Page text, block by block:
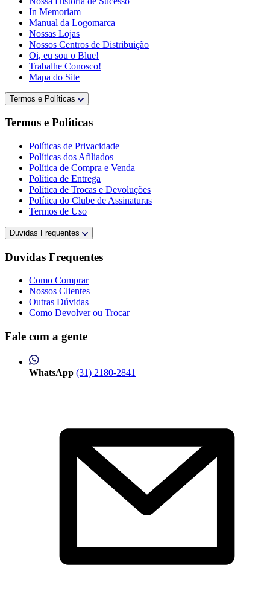
In Memoriam
Manual da Logomarca
Nossas Lojas
Nossos Centros de Distribuição
Oi, eu sou o Blue!
Trabalhe Conosco!
Mapa do Site
Termos e Políticas
Termos e Políticas
Políticas de Privacidade
Políticas dos Afiliados
Política de Compra e Venda
Política de Entrega
Política de Trocas e Devoluções
Política do Clube de Assinaturas
Termos de Uso
Duvidas Frequentes
Duvidas Frequentes
Como Comprar
Nossos Clientes
Outras Dúvidas
Como Devolver ou Trocar
Fale com a gente
WhatsApp (31) 2180-2841